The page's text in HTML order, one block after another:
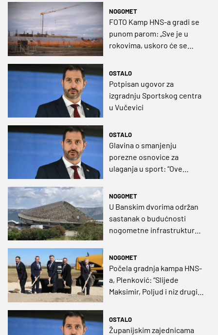
NOGOMET
FOTO Kamp HNS-a gradi se
punom parom: „Sve je u
rokovima, uskoro će se
OSTALO
Potpisan ugovor za
izgradnju Sportskog centra
u Vučevici
OSTALO
Glavina o smanjenju
porezne osnovice za
ulaganja u sport: “Ove
injekcija hrvatskim
klubovima”
NOGOMET
U Banskim dvorima održan
sastanak o budućnosti
nogometne infrastrukture
50:50%”
NOGOMET
Počela gradnja kampa HNS-
a, Plenković: “Slijede
Maksimir, Poljud i niz drugih
OSTALO
Županijskim zajednicama